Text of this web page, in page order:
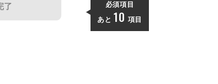
了 必須項目
あと 10 項目